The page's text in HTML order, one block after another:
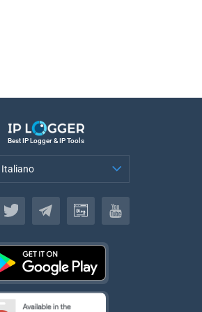
Best IP Logger & IP Tools
Italiano
Italiano